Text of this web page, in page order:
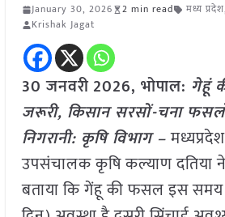
January 30, 2026 2 min read मध्य प्रदेश
Krishak Jagat
30 जनवरी2026, भोपाल: गेहूं
जरूरी, किसान सरसों-चना
निगरानी: कृषि विभाग –
उपसंचालक कृषि कल्याण दतिया
बताया कि गेंहू की फसल इस समय